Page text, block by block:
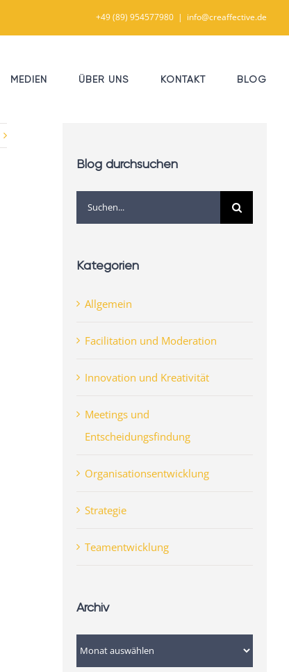
+49 (89) 954577980 | info@creaffective.de
MEDIEN ÜBER UNS KONTAKT BLOG
Blog durchsuchen
Suche
nach:
Kategorien
Allgemein
Facilitation und Moderation
Innovation und Kreativität
Meetings und
Entscheidungsfindung
Organisationsentwicklung
Strategie
Teamentwicklung
Archiv
Archiv